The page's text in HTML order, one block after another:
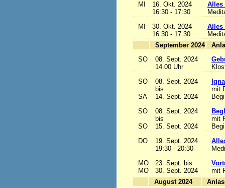
MI
16. Okt. 2024
16:30 - 17:30
Alles
MI
30. Okt. 2024
16:30 - 17:30
Alles
September 2024
SO
08. Sept. 2024
14.00 Uhr
SO
SA
08. Sept. 2024
bis
14. Sept. 2024
mit
SO
SO
08. Sept. 2024
bis
15. Sept. 2024
mit
DO
19. Sept. 2024
19:30 - 20:30
MO
MO
23. Sept. bis
30. Sept. 2024
mit
August 2024